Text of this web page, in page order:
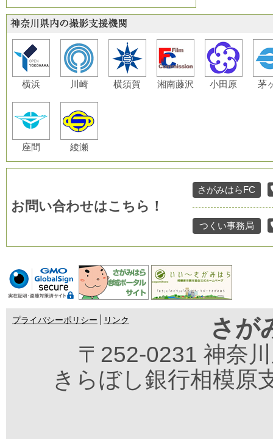
横浜 川崎 横須賀 湘南藤沢 小田原 茅
座間 綾瀬
お問い合わせはこちら！
さがみはらFC
つくい事務局
プライバシーポリシー リンク さが
〒252-0231 神奈
きらぼし銀行相模原